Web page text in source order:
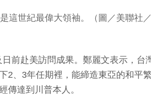
世紀最偉大領袖。（圖／美聯社／
前赴美訪問成果。鄭麗文表示，台
2、3年任期裡，能締造東亞的和平
傳達到川普本人。